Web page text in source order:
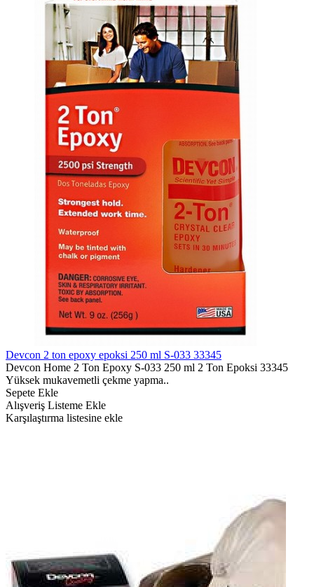
Devcon 2 ton epoxy epoksi 250 ml S-033 33345
Devcon Home 2 Ton Epoxy S-033 250 ml 2 Ton Epoksi 33345
Yüksek mukavemetli çekme yapma..
Sepete Ekle
Alışveriş Listeme Ekle
Karşılaştırma listesine ekle